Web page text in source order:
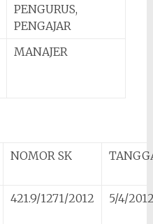
PENGURUS,
PENGAJAR
MANAJER
NOMOR SK
421.9/1271/2012 5/4/